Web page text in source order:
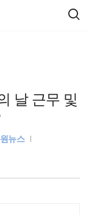
날 근무 및
뉴스